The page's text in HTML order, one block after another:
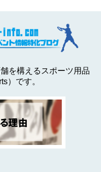
を構えるスポーツ用品
）です。